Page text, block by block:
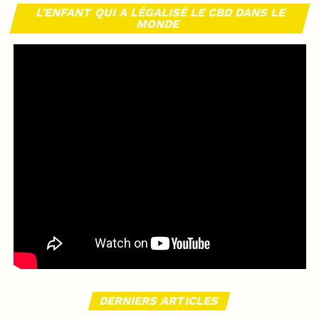
L’ENFANT QUI A LÉGALISÉ LE CBD DANS LE
MONDE
DERNIERS ARTICLES